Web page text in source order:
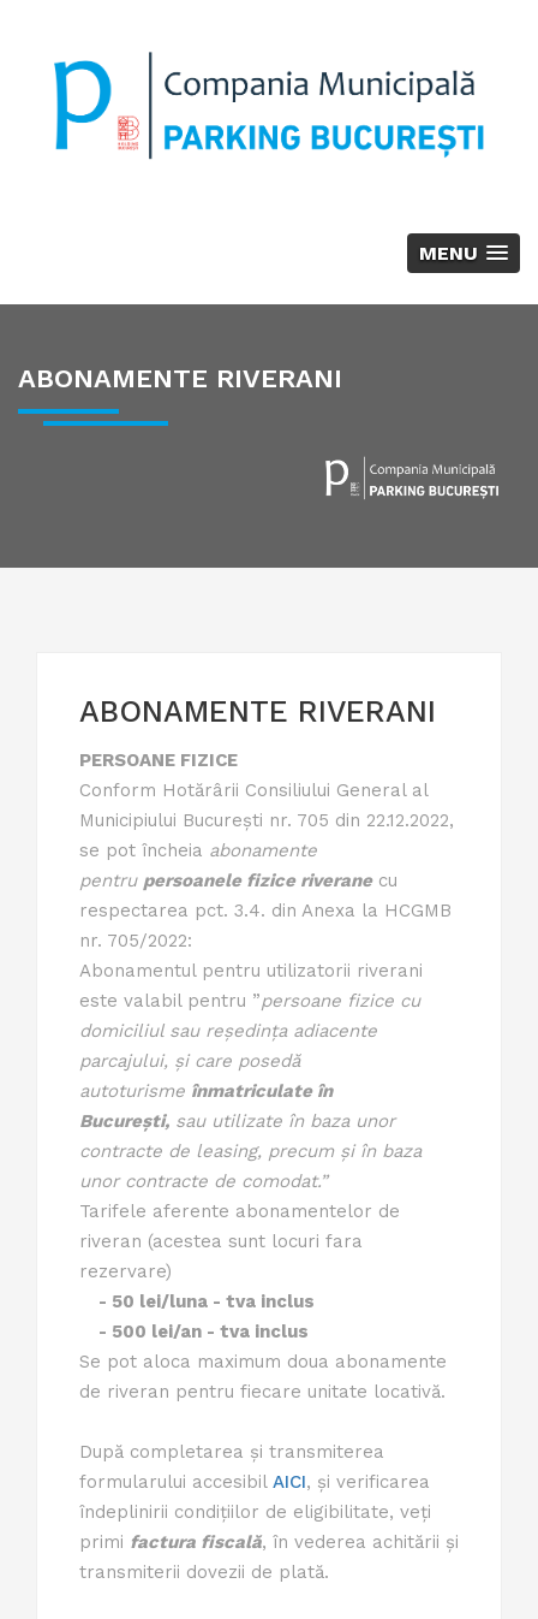
MENU
ABONAMENTE RIVERANI
ABONAMENTE RIVERANI
PERSOANE FIZICE
Conform Hotărârii Consiliului General al
Municipiului București nr. 705 din 22.12.2022,
se pot încheia abonamente
pentru persoanele fizice riveranecu
respectarea pct. 3.4. din Anexa la HCGMB
nr. 705/2022:
Abonamentul pentru utilizatorii riverani
este valabil pentru ”persoane fizice cu
domiciliul sau reședința adiacente
parcajului, și care posedă
autoturisme înmatriculate în
București, sau utilizate în baza unor
contracte de leasing, precum și în baza
unor contracte de comodat.”
Tarifele aferente abonamentelor de
riveran (acestea sunt locuri fara
rezervare)
- 50 lei/luna - tva inclus
- 500 lei/an - tva inclus
Se pot aloca maximum doua abonamente
de riveran pentru fiecare unitate locativă.
După completarea și transmiterea
formularului accesibil AICI, și verificarea
îndeplinirii condițiilor de eligibilitate, veți
primi factura fiscală, în vederea achitării și
transmiterii dovezii de plată.